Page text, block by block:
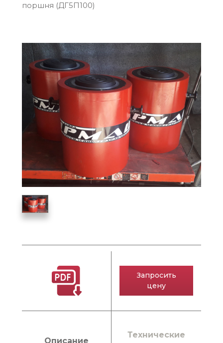
поршня (ДГ5П100)
Описание
Технические
Запросить
цену